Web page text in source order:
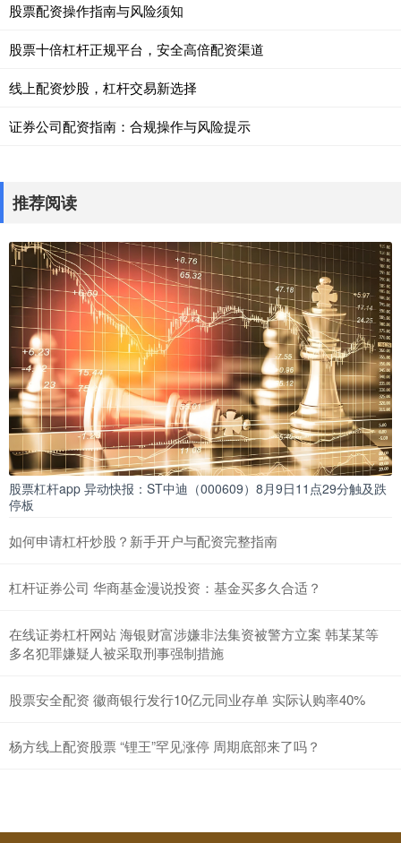
股票配资操作指南与风险须知
股票十倍杠杆正规平台，安全高倍配资渠道
线上配资炒股，杠杆交易新选择
证券公司配资指南：合规操作与风险提示
推荐阅读
股票杠杆app 异动快报：ST中迪（000609）8月9日11点29分触及跌
停板
如何申请杠杆炒股？新手开户与配资完整指南
杠杆证券公司 华商基金漫说投资：基金买多久合适？
在线证劵杠杆网站 海银财富涉嫌非法集资被警方立案 韩某某等
多名犯罪嫌疑人被采取刑事强制措施
股票安全配资 徽商银行发行10亿元同业存单 实际认购率40%
杨方线上配资股票 “锂王”罕见涨停 周期底部来了吗？